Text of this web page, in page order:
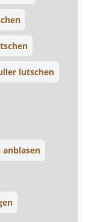
lutschen
anblasen